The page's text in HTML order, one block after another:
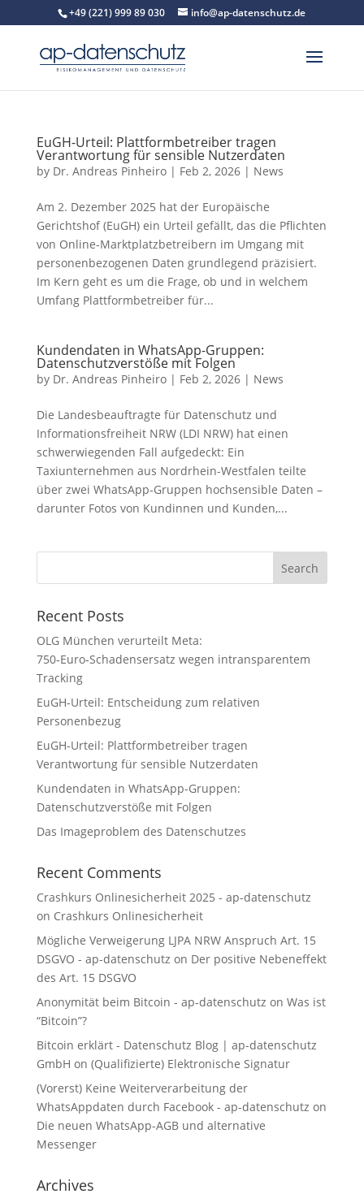
+49 (221) 999 89 030 info@ap-datenschutz.de
EuGH-Urteil: Plattformbetreiber tragen
Verantwortung für sensible Nutzerdaten
by Dr. Andreas Pinheiro| Feb 2, 2026| News
Am 2. Dezember 2025 hat der Europäische
Gerichtshof (EuGH) ein Urteil gefällt, das die Pflichten
von Online-Marktplatzbetreibern im Umgang mit
personenbezogenen Daten grundlegend präzisiert.
Im Kern geht es um die Frage, ob und in welchem
Umfang Plattformbetreiber für...
Kundendaten in WhatsApp-Gruppen:
Datenschutzverstöße mit Folgen
by Dr. Andreas Pinheiro| Feb 2, 2026| News
Die Landesbeauftragte für Datenschutz und
Informationsfreiheit NRW (LDI NRW) hat einen
schwerwiegenden Fall aufgedeckt: Ein
Taxiunternehmen aus Nordrhein-Westfalen teilte
über zwei WhatsApp-Gruppen hochsensible Daten –
darunter Fotos von Kundinnen und Kunden,...
Recent Posts
OLG München verurteilt Meta:
750‑Euro‑Schadensersatz wegen intransparentem
Tracking
EuGH-Urteil: Entscheidung zum relativen
Personenbezug
EuGH-Urteil: Plattformbetreiber tragen
Verantwortung für sensible Nutzerdaten
Kundendaten in WhatsApp-Gruppen:
Datenschutzverstöße mit Folgen
Das Imageproblem des Datenschutzes
Recent Comments
Crashkurs Onlinesicherheit 2025 - ap-datenschutz
on Crashkurs Onlinesicherheit
Mögliche Verweigerung LJPA NRW Anspruch Art. 15
DSGVO - ap-datenschutz on Der positive Nebeneffekt
des Art. 15 DSGVO
Anonymität beim Bitcoin - ap-datenschutz on Was ist
“Bitcoin”?
Bitcoin erklärt - Datenschutz Blog | ap-datenschutz
GmbH on (Qualifizierte) Elektronische Signatur
(Vorerst) Keine Weiterverarbeitung der
WhatsAppdaten durch Facebook - ap-datenschutz on
Die neuen WhatsApp-AGB und alternative
Messenger
Archives